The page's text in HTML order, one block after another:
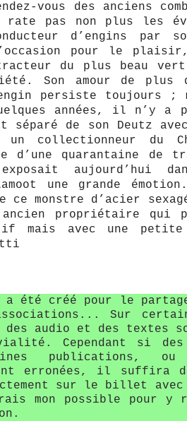
vous des anciens
pas non plus les
d’engins par
pour le
du plus beau vert
Son amour de plus
persiste toujours ;
années, il n’y a
de son Deutz
un collectionneur du
d’une quarantaine de
aujourd’hui
une grande
ce monstre d’acier
propriétaire qui
mais avec une
a été créé pour le
associations... Sur
audio et des textes
Cependant si des
publications,
erronées, il suffira
sur le billet avec
mon possible pour y